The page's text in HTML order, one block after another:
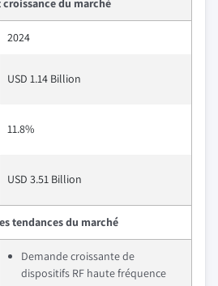
croissance du marché
2024
USD 1.14 Billion
11.8%
USD 3.51 Billion
tendances du marché
Demande croissante de
dispositifs RF haute fréquence